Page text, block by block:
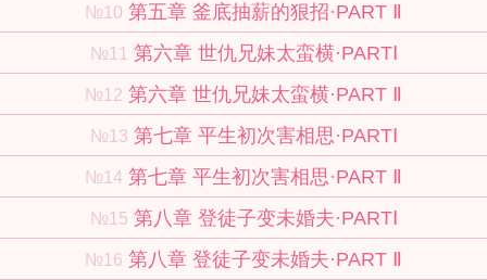
№10 第五章 釜底抽薪的狠招·PART Ⅱ
№11 第六章 世仇兄妹太蛮横·PARTⅠ
№12 第六章 世仇兄妹太蛮横·PART Ⅱ
№13 第七章 平生初次害相思·PARTⅠ
№14 第七章 平生初次害相思·PART Ⅱ
№15 第八章 登徒子变未婚夫·PARTⅠ
№16 第八章 登徒子变未婚夫·PART Ⅱ